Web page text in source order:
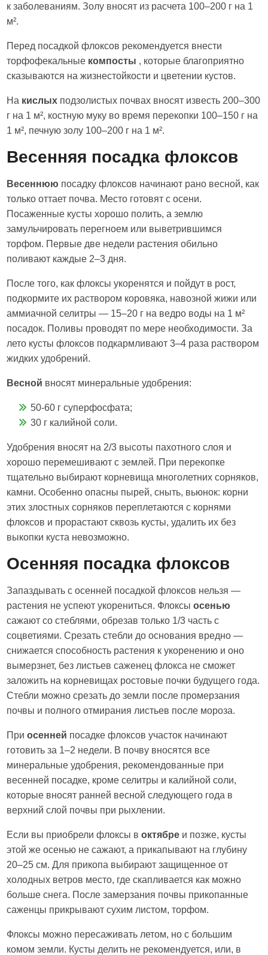
к заболеваниям. Золу вносят из расчета 100–200 г на 1
м².
Перед посадкой флоксов рекомендуется внести
торфофекальные компосты , которые благоприятно
сказываются на жизнестойкости и цветении кустов.
На кислых подзолистых почвах вносят известь 200–300
г на 1 м², костную муку во время перекопки 100–150 г на
1 м², печную золу 100–200 г на 1 м².
Весенняя посадка флоксов
Весеннюю посадку флоксов начинают рано весной, как
только оттает почва. Место готовят с осени.
Посаженные кусты хорошо полить, а землю
замульчировать перегноем или выветрившимся
торфом. Первые две недели растения обильно
поливают каждые 2–3 дня.
После того, как флоксы укоренятся и пойдут в рост,
подкормите их раствором коровяка, навозной жижи или
аммиачной селитры — 15–20 г на ведро воды на 1 м²
посадок. Поливы проводят по мере необходимости. За
лето кусты флоксов подкармливают 3–4 раза раствором
жидких удобрений.
Весной вносят минеральные удобрения:
50-60 г суперфосфата;
30 г калийной соли.
Удобрения вносят на 2/3 высоты пахотного слоя и
хорошо перемешивают с землей. При перекопке
тщательно выбирают корневища многолетних сорняков,
камни. Особенно опасны пырей, сныть, вьюнок: корни
этих злостных сорняков переплетаются с корнями
флоксов и прорастают сквозь кусты, удалить их без
выкопки куста невозможно.
Осенняя посадка флоксов
Запаздывать с осенней посадкой флоксов нельзя —
растения не успеют укорениться. Флоксыосенью
сажают со стеблями, обрезав только 1/3 часть с
соцветиями. Срезать стебли до основания вредно —
снижается способность растения к укоренению и оно
вымерзнет, без листьев саженец флокса не сможет
заложить на корневищах ростовые почки будущего года.
Стебли можно срезать до земли после промерзания
почвы и полного отмирания листьев после мороза.
Приосенней посадке флоксов участок начинают
готовить за 1–2 недели. В почву вносятся все
минеральные удобрения, рекомендованные при
весенней посадке, кроме селитры и калийной соли,
которые вносят ранней весной следующего года в
верхний слой почвы при рыхлении.
Если вы приобрели флоксы воктябре и позже, кусты
этой же осенью не сажают, а прикапывают на глубину
20–25 см. Для прикопа выбирают защищенное от
холодных ветров место, где скапливается как можно
больше снега. После замерзания почвы прикопанные
саженцы прикрывают сухим листом, торфом.
Флоксы можно пересаживать летом, но с большим
комом земли. Кусты делить не рекомендуется, или, в